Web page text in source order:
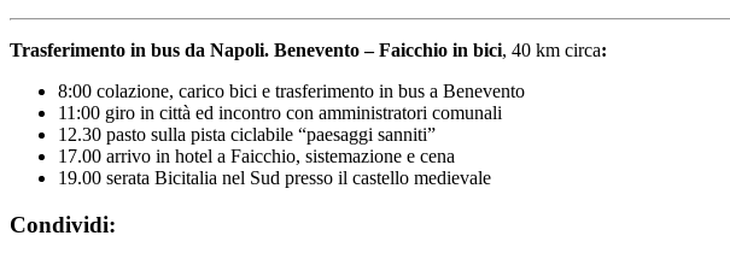
Trasferimento in bus da Napoli. Benevento – Faicchio in bici, 40 km circa:
8:00 colazione, carico bici e trasferimento in bus a Benevento
11:00 giro in città ed incontro con amministratori comunali
12.30 pasto sulla pista ciclabile “paesaggi sanniti”
17.00 arrivo in hotel a Faicchio, sistemazione e cena
19.00 serata Bicitalia nel Sud presso il castello medievale
Condividi: